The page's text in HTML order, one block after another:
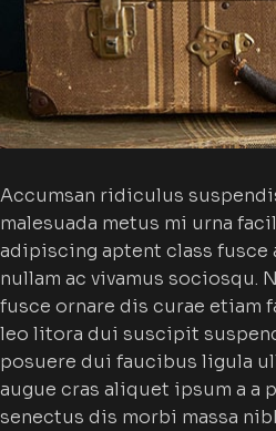
Accumsan ridiculus
malesuada metus mi urna
adipiscing aptent class
nullam ac vivamus sociosqu.
fusce ornare dis curae etiam
leo litora dui suscipit
posuere dui faucibus ligula
augue cras aliquet ipsum a a
senectus dis morbi massa